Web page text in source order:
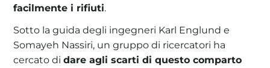
facilmente i rifiuti.
Sotto la guida degli ingegneri Karl Englund e
Somayeh Nassiri, un gruppo di ricercatori ha
cercato didare agli scarti di questo comparto